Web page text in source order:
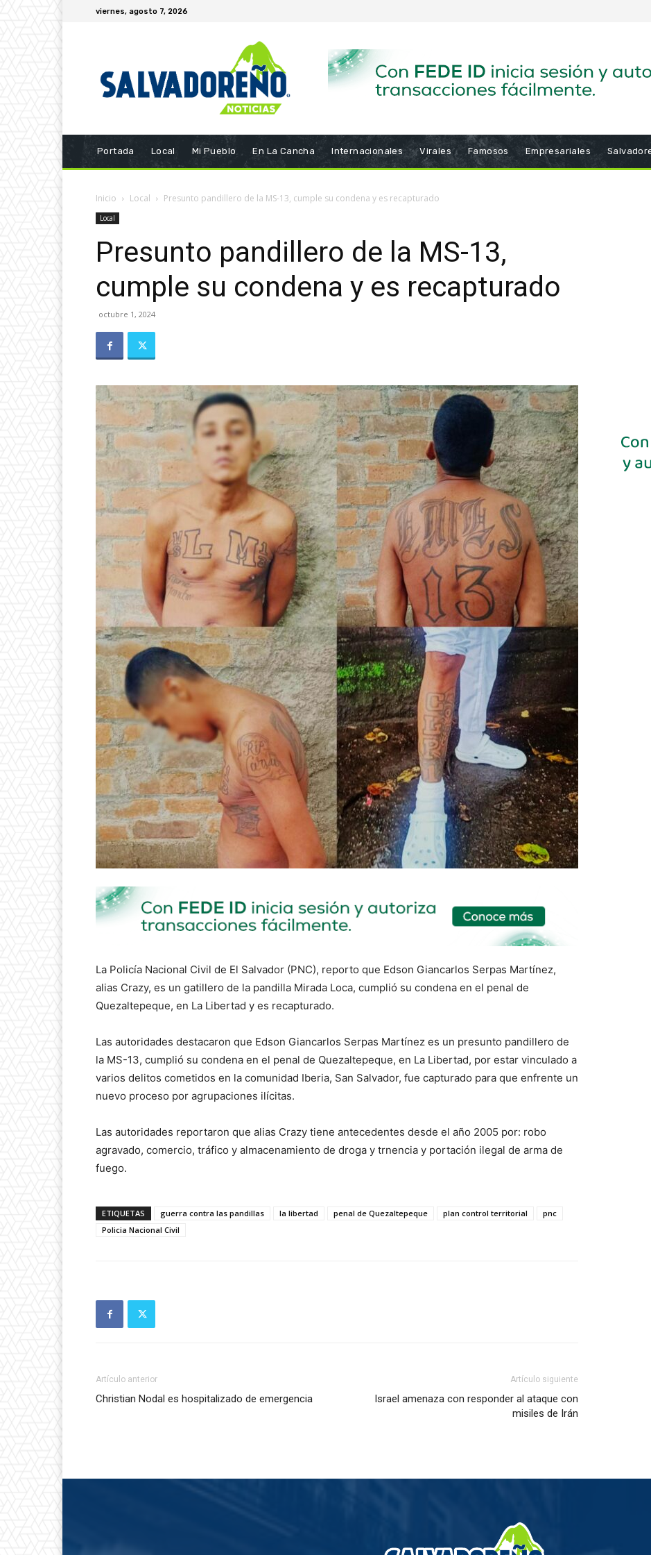
viernes, agosto 7, 2026
Portada Local Mi Pueblo En La Cancha Internacionales Virales Famosos Empresariales
Inicio Local Presunto pandillero de la MS-13, cumple su condena y es recapturado
Local
Presunto pandillero de la MS-13,
cumple su condena y es recapturado
octubre 1, 2024
La Policía Nacional Civil de El Salvador (PNC), reporto que Edson Giancarlos Serpas Martínez,
alias Crazy, es un gatillero de la pandilla Mirada Loca, cumplió su condena en el penal de
Quezaltepeque, en La Libertad y es recapturado.
Las autoridades destacaron que Edson Giancarlos Serpas Martínez es un presunto pandillero de
la MS-13, cumplió su condena en el penal de Quezaltepeque, en La Libertad, por estar vinculado a
varios delitos cometidos en la comunidad Iberia, San Salvador, fue capturado para que enfrente un
nuevo proceso por agrupaciones ilícitas.
Las autoridades reportaron que alias Crazy tiene antecedentes desde el año 2005 por: robo
agravado, comercio, tráfico y almacenamiento de droga y trnencia y portación ilegal de arma de
fuego.
ETIQUETAS guerra contra las pandillas la libertad penal de Quezaltepeque plan control territorial
pnc
Policia Nacional Civil
Artículo anterior
Christian Nodal es hospitalizado de emergencia
Artículo siguiente
Israel amenaza con responder al ataque con
misiles de Irán